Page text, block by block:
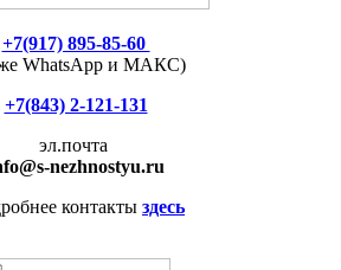
+7(917) 895-85-60
WhatsApp и МАКС)
+7(843) 2-121-131
эл.почта
@s-nezhnostyu.ru
контакты здесь